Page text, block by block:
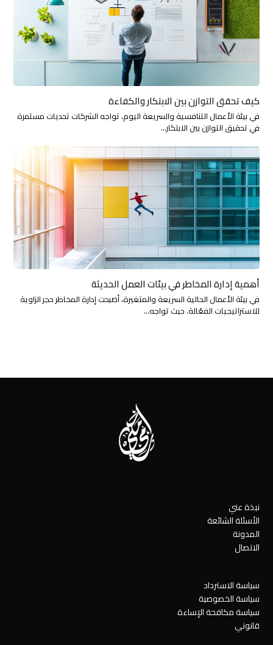
كيف تحقق التوازن بين الابتكار والكفاءة
في بيئة الأعمال التنافسية والسريعة اليوم، تواجه الشركات تحديات مستمرة
في تحقيق التوازن بين الابتكار…
أهمية إدارة المخاطر في بيئات العمل الحديثة
في بيئة الأعمال الحالية السريعة والمتغيرة، أصبحت إدارة المخاطر حجر الزاوية
للاستراتيجيات الفعّالة. حيث تواجه…
نبذة عني
الأسئلة الشائعة
المدونة
الاتصال
سياسة الاسترداد
سياسة الخصوصية
سياسة مكافحة الإساءة
قانوني